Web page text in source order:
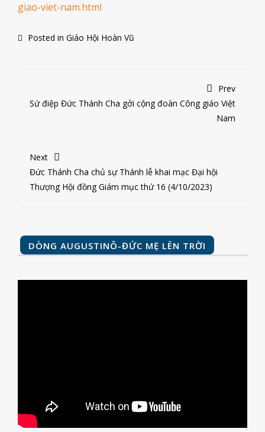
giao-viet-nam.html
Posted in Giáo Hội Hoàn Vũ
Prev
Sứ điệp Đức Thánh Cha gởi cộng đoàn Công giáo Việt
Nam
Next
Đức Thánh Cha chủ sự Thánh lễ khai mạc Đại hội
Thượng Hội đồng Giám mục thứ 16 (4/10/2023)
DÒNG AUGUSTINÔ-ĐỨC MẸ LÊN TRỜI